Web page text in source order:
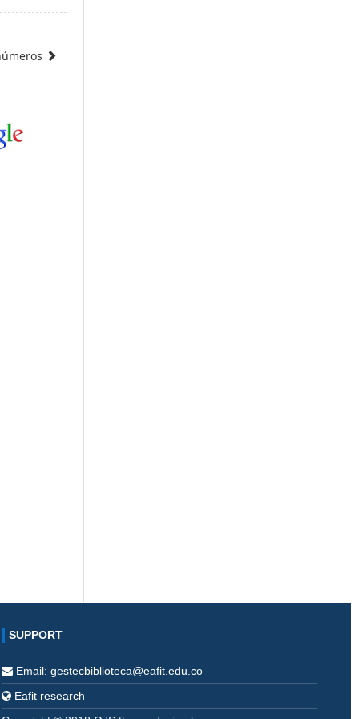
SUPPORT
Email: gestecbiblioteca@eafit.edu.co
Eafit research